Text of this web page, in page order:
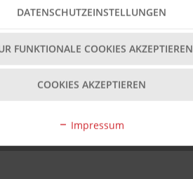
werden; bitte Maße vorab prüfen.
erhältlich.
DATENSCHUTZEINSTELLUNGEN
FUNKTIONALE COOKIES AKZEPTIEREN
COOKIES AKZEPTIEREN
Impressum